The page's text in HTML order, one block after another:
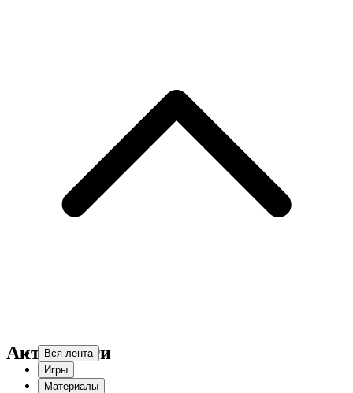
Активности
Вся лента
Игры
Материалы